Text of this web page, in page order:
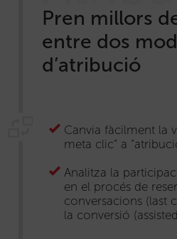
Pren millors
entre dos
d’atribució
Canvia fàcilment la
meta clic” a
Analitza la
en el procés de
conversacions (last
la conversió